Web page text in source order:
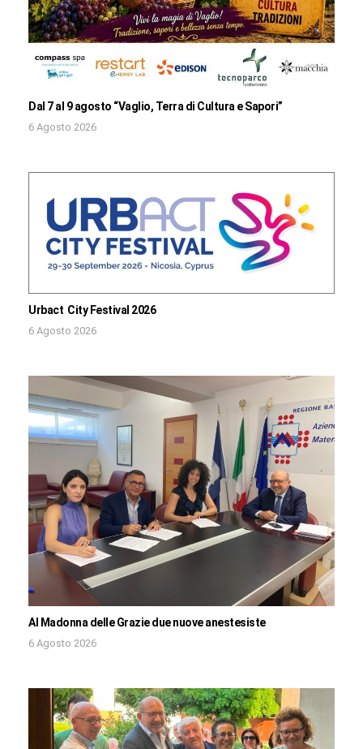
Dal 7 al 9 agosto “Vaglio, Terra di Cultura e Sapori”
6 Agosto 2026
Urbact City Festival 2026
6 Agosto 2026
Al Madonna delle Grazie due nuove anestesiste
6 Agosto 2026